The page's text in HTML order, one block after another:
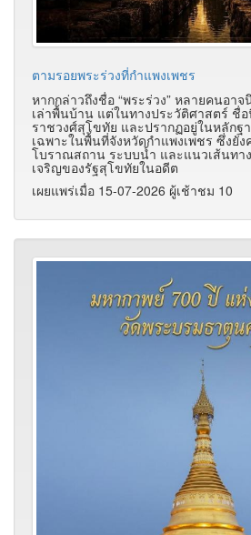
ตามรอยพระร่วงที่กำแพงเพชร
หากกล่าวถึงชื่อ “พระร่วง” หลายคนอาจ
เล่าพื้นบ้าน แต่ในทางประวัติศาสตร์ ชื่
ราชวงศ์สุโขทัย และปรากฏอยู่ในหลัก
เฉพาะในพื้นที่จังหวัดกำแพงเพชร ซึ่งยัง
โบราณสถาน ระบบน้ำ และแนวเส้นท
เจริญของรัฐสุโขทัยในอดีต
เผยแพร่เมื่อ 15-07-2026 ผู้เช้าชม 10